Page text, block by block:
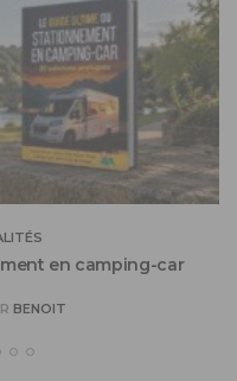
en camping-car
BENOIT